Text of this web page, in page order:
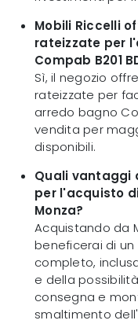
Mobili Riccelli
rateizzate per
Compab B201
Sì, il negozio
rateizzate per
arredo bagno
vendita per
disponibili.
Quali vantaggi
per l'acquisto
Monza?
Acquistando da
beneficerai di
completo,
e della
consegna e
smaltimento